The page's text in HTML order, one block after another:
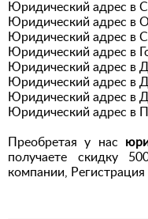
Юридический адрес в
Юридический адрес в
Юридический адрес в
Юридический адрес в
Юридический адрес в
Юридический адрес в
Юридический адрес в
Юридический адрес в
Преобретая у нас
получаете скидку
компании,